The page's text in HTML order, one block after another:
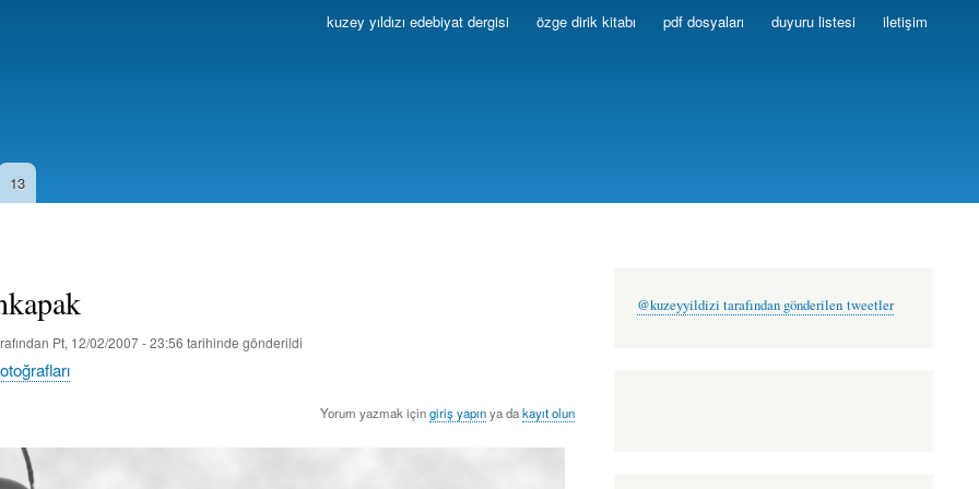
kuzey yıldızı edebiyat dergisi özge dirik kitabı pdf dosyaları duyuru listesi iletişim
13
Pt, 12/02/2007 - 23:56 tarihinde gönderildi
Yorum yazmak içingiriş yapınya dakayıt olun
@kuzeyyildizi tarafından gönderilen tweetler